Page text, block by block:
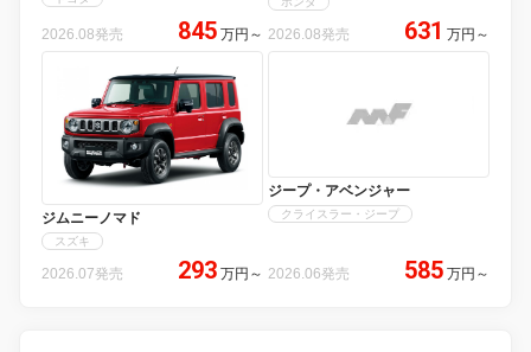
2026.08発売 845 万円 ～ 2026.08発売 631 万円 ～
ジムニーノマド
スズキ
2026.07発売 293 万円 ～
ジープ・アベンジャー
クライスラー・ジープ
2026.06発売 585 万円 ～